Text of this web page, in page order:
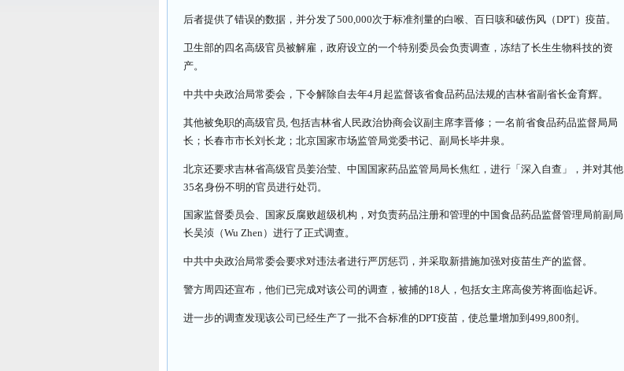
后者提供了错误的数据，并分发了500,000次于标准剂量的白喉、百日咳和破伤风（DPT）疫苗。
卫生部的四名高级官员被解雇，政府设立的一个特别委员会负责调查，冻结了长生生物科技的资
产。
中共中央政治局常委会，下令解除自去年4月起监督该省食品药品法规的吉林省副省长金育辉。
其他被免职的高级官员, 包括吉林省人民政治协商会议副主席李晋修；一名前省食品药品监督局局
长；长春市市长刘长龙；北京国家市场监管局党委书记、副局长毕井泉。
北京还要求吉林省高级官员姜治莹、中国国家药品监管局局长焦红，进行「深入自查」，并对其他
35名身份不明的官员进行处罚。
国家监督委员会、国家反腐败超级机构，对负责药品注册和管理的中国食品药品监督管理局前副局
长吴浈（Wu Zhen）进行了正式调查。
中共中央政治局常委会要求对违法者进行严厉惩罚，并采取新措施加强对疫苗生产的监督。
警方周四还宣布，他们已完成对该公司的调查，被捕的18人，包括女主席高俊芳将面临起诉。
进一步的调查发现该公司已经生产了一批不合标准的DPT疫苗，使总量增加到499,800剂。